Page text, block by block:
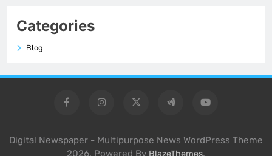
Categories
Blog
Digital Newspaper - Multipurpose News WordPress Theme
2026. Powered By
.